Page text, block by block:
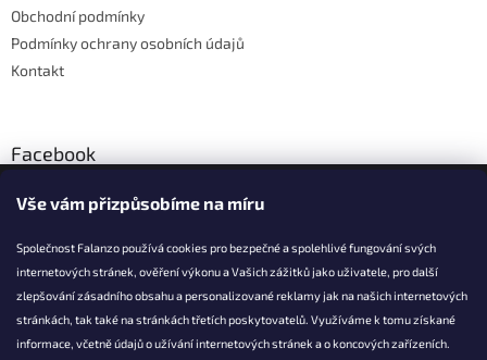
Vše vám přizpůsobíme na míru
Společnost Falanzo používá cookies pro bezpečné a spolehlivé fungování svých
internetových stránek, ověření výkonu a Vašich zážitků jako uživatele, pro další
zlepšování zásadního obsahu a personalizované reklamy jak na našich internetových
stránkách, tak také na stránkách třetích poskytovatelů. Využíváme k tomu získané
informace, včetně údajů o užívání internetových stránek a o koncových zařízeních.
Obchodní podmínky
Podmínky ochrany osobních údajů
Kontakt
Facebook
KONTAKT
info@falanzo.cz
Falanzo.cz